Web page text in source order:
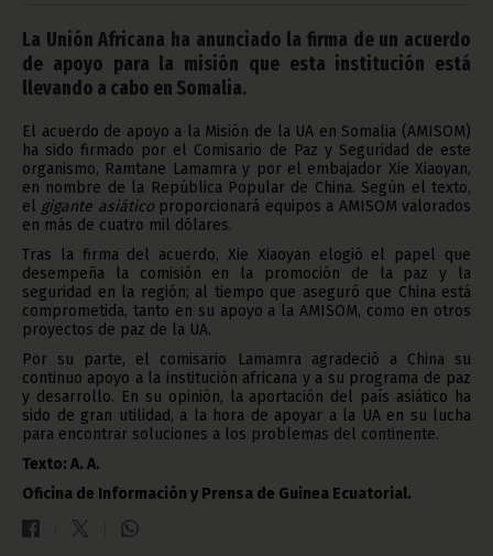
La Unión Africana ha anunciado la firma de un acuerdo
de apoyo para la misión que esta institución está
llevando a cabo en Somalia.
El acuerdo de apoyo a la Misión de la UA en Somalia (AMISOM)
ha sido firmado por el Comisario de Paz y Seguridad de este
organismo, Ramtane Lamamra y por el embajador Xie Xiaoyan,
en nombre de la República Popular de China. Según el texto,
el gigante asiáticoproporcionará equipos a AMISOM valorados
en más de cuatro mil dólares.
Tras la firma del acuerdo, Xie Xiaoyan elogió el papel que
desempeña la comisión en la promoción de la paz y la
seguridad en la región; al tiempo que aseguró que China está
comprometida, tanto en su apoyo a la AMISOM, como en otros
proyectos de paz de la UA.
Por su parte, el comisario Lamamra agradeció a China su
continuo apoyo a la institución africana y a su programa de paz
y desarrollo. En su opinión, la aportación del país asiático ha
sido de gran utilidad, a la hora de apoyar a la UA en su lucha
para encontrar soluciones a los problemas del continente.
Texto: A. A.
Oficina de Información y Prensa de Guinea Ecuatorial.